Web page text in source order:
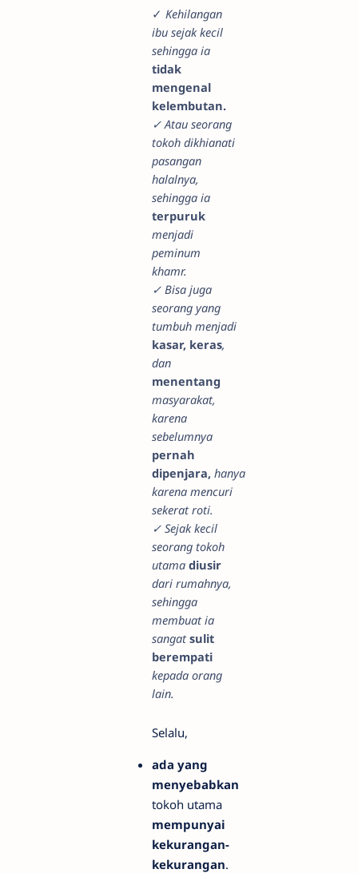
✓ Kehilangan
ibu sejak kecil
sehingga ia
tidak
mengenal
kelembutan.
✓ Atau seorang
tokoh dikhianati
pasangan
halalnya,
sehingga ia
terpuruk
menjadi
peminum
khamr.
✓ Bisa juga
seorang yang
tumbuh menjadi
kasar, keras,
dan
menentang
masyarakat,
karena
sebelumnya
pernah
dipenjara, hanya
karena mencuri
sekerat roti.
✓ Sejak kecil
seorang tokoh
utama diusir
dari rumahnya,
sehingga
membuat ia
sangatsulit
berempati
kepada orang
lain.
Selalu,
ada yang
menyebabkan
tokoh utama
mempunyai
kekurangan-
kekurangan.